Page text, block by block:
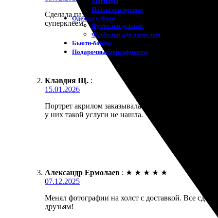
Пазлы магнитные
Одежда с Фото
Футболки детские
Футболки для взрослых
Бьюти-боксы
Подарочные сертификаты
Сделала пазл магнитный в подарок. Детали
суперклеем.
Клавдия Щ. :
15.01.2026
Портрет акрилом заказывала в подарок мужу.
у них такой услуги не нашла.
Александр Ермолаев : ★ ★ ★ ★ ★
07.12.2025
Менял фотографии на холст с доставкой. Все
друзьям!